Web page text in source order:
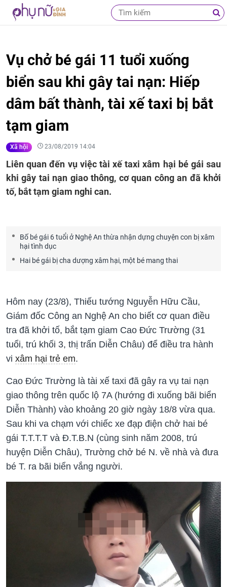
Vụ chở bé gái 11 tuổi xuống
biển sau khi gây tai nạn: Hiếp
dâm bất thành, tài xế taxi bị bắt
tạm giam
Xã hội 23/08/2019 14:04
Liên quan đến vụ việc tài xế taxi xâm hại bé gái sau
khi gây tai nạn giao thông, cơ quan công an đã khởi
tố, bắt tạm giam nghi can.
Bố bé gái 6 tuổi ở Nghệ An thừa nhận dựng chuyện con bị xâm
hại tình dục
Hai bé gái bị cha dượng xâm hại, một bé mang thai
Hôm nay (23/8), Thiếu tướng Nguyễn Hữu Cầu,
Giám đốc Công an Nghệ An cho biết cơ quan điều
tra đã khởi tố, bắt tạm giam Cao Đức Trường (31
tuổi, trú khối 3, thị trấn Diễn Châu) để điều tra hành
vi xâm hại trẻ em.
Cao Đức Trường là tài xế taxi đã gây ra vụ tai nạn
giao thông trên quốc lộ 7A (hướng đi xuống bãi biển
Diễn Thành) vào khoảng 20 giờ ngày 18/8 vừa qua.
Sau khi va chạm với chiếc xe đạp điện chở hai bé
gái T.T.T.T và Đ.T.B.N (cùng sinh năm 2008, trú
huyện Diễn Châu), Trường chở bé N. về nhà và đưa
bé T. ra bãi biển vắng người.